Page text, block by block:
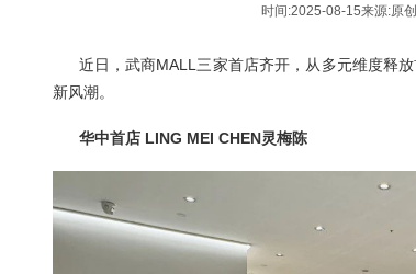
时间:2025-08-15来源:原
近日，武商MALL三家首店齐开，从多元维度释
新风潮。
华中首店 LING MEI CHEN灵梅陈